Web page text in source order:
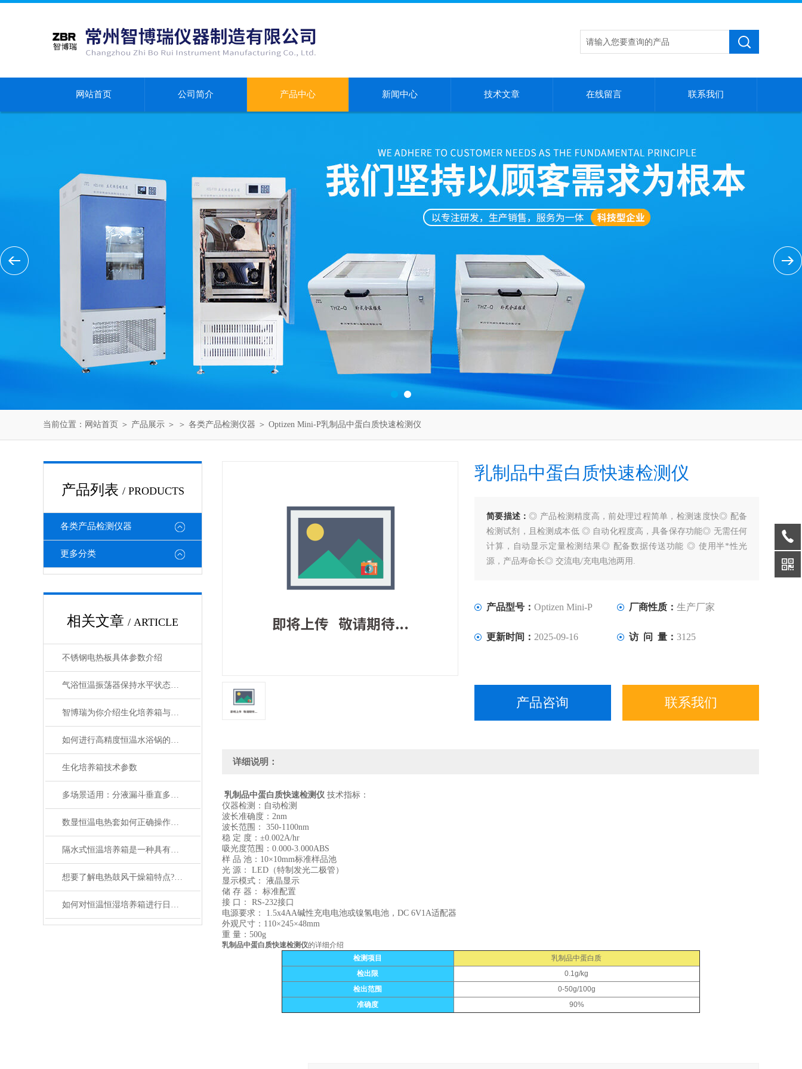
网站首页 公司简介 产品中心 新闻中心 技术文章 在线留言 联系我们
当前位置： 网站首页 ＞ 产品展示 ＞ ＞ 各类产品检测仪器 ＞ Optizen Mini-P乳制品中蛋白质快速检测仪
产品列表 / PRODUCTS
各类产品检测仪器
更多分类
相关文章 / ARTICLE
不锈钢电热板具体参数介绍
气浴恒温振荡器保持水平状态运转情况
智博瑞为你介绍生化培养箱与恒温恒湿培养箱有何区别
如何进行高精度恒温水浴锅的日常维护？
生化培养箱技术参数
多场景适用：分液漏斗垂直多用振荡器选型要点解析
数显恒温电热套如何正确操作？这套方法你不得不知！
隔水式恒温培养箱是一种具有加热和制冷双向调温系统
想要了解电热鼓风干燥箱特点?请看这里。
如何对恒温恒湿培养箱进行日常维护和保养？
乳制品中蛋白质快速检测仪
简要描述：◎ 产品检测精度高，前处理过程简单，检测速度快◎ 配备
检测试剂，且检测成本低 ◎ 自动化程度高，具备保存功能◎ 无需任何
计算，自动显示定量检测结果◎ 配备数据传送功能 ◎ 使用半*性光
源，产品寿命长◎ 交流电/充电电池两用.
产品型号： Optizen Mini-P 厂商性质： 生产厂家
更新时间： 2025-09-16 访 问 量： 3125
产品咨询 联系我们
详细说明：
乳制品中蛋白质快速检测仪 技术指标：
仪器检测：自动检测
波长准确度：2nm
波长范围： 350-1100nm
稳 定 度：±0.002A/hr
吸光度范围：0.000-3.000ABS
样 品 池：10×10mm标准样品池
光 源： LED（特制发光二极管）
显示模式： 液晶显示
储 存 器： 标准配置
接 口： RS-232接口
电源要求： 1.5x4AA碱性充电电池或镍氢电池，DC 6V1A适配器
外观尺寸：110×245×48mm
重 量：500g
乳制品中蛋白质快速检测仪的详细介绍
检测项目
乳制品中蛋白质
检出限
0.1g/kg
检出范围
0-50g/100g
准确度
90%